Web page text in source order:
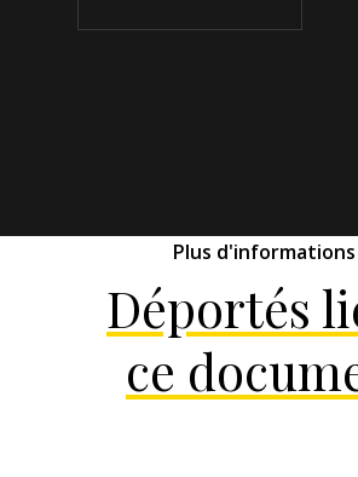
Plus d'informations
Déportés
ce